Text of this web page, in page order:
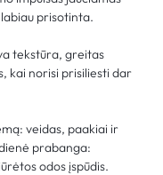
prisotinta.
tekstūra, greitas
kai norisi prisiliesti dar
veidas, paakiai ir
prabanga:
odos įspūdis.